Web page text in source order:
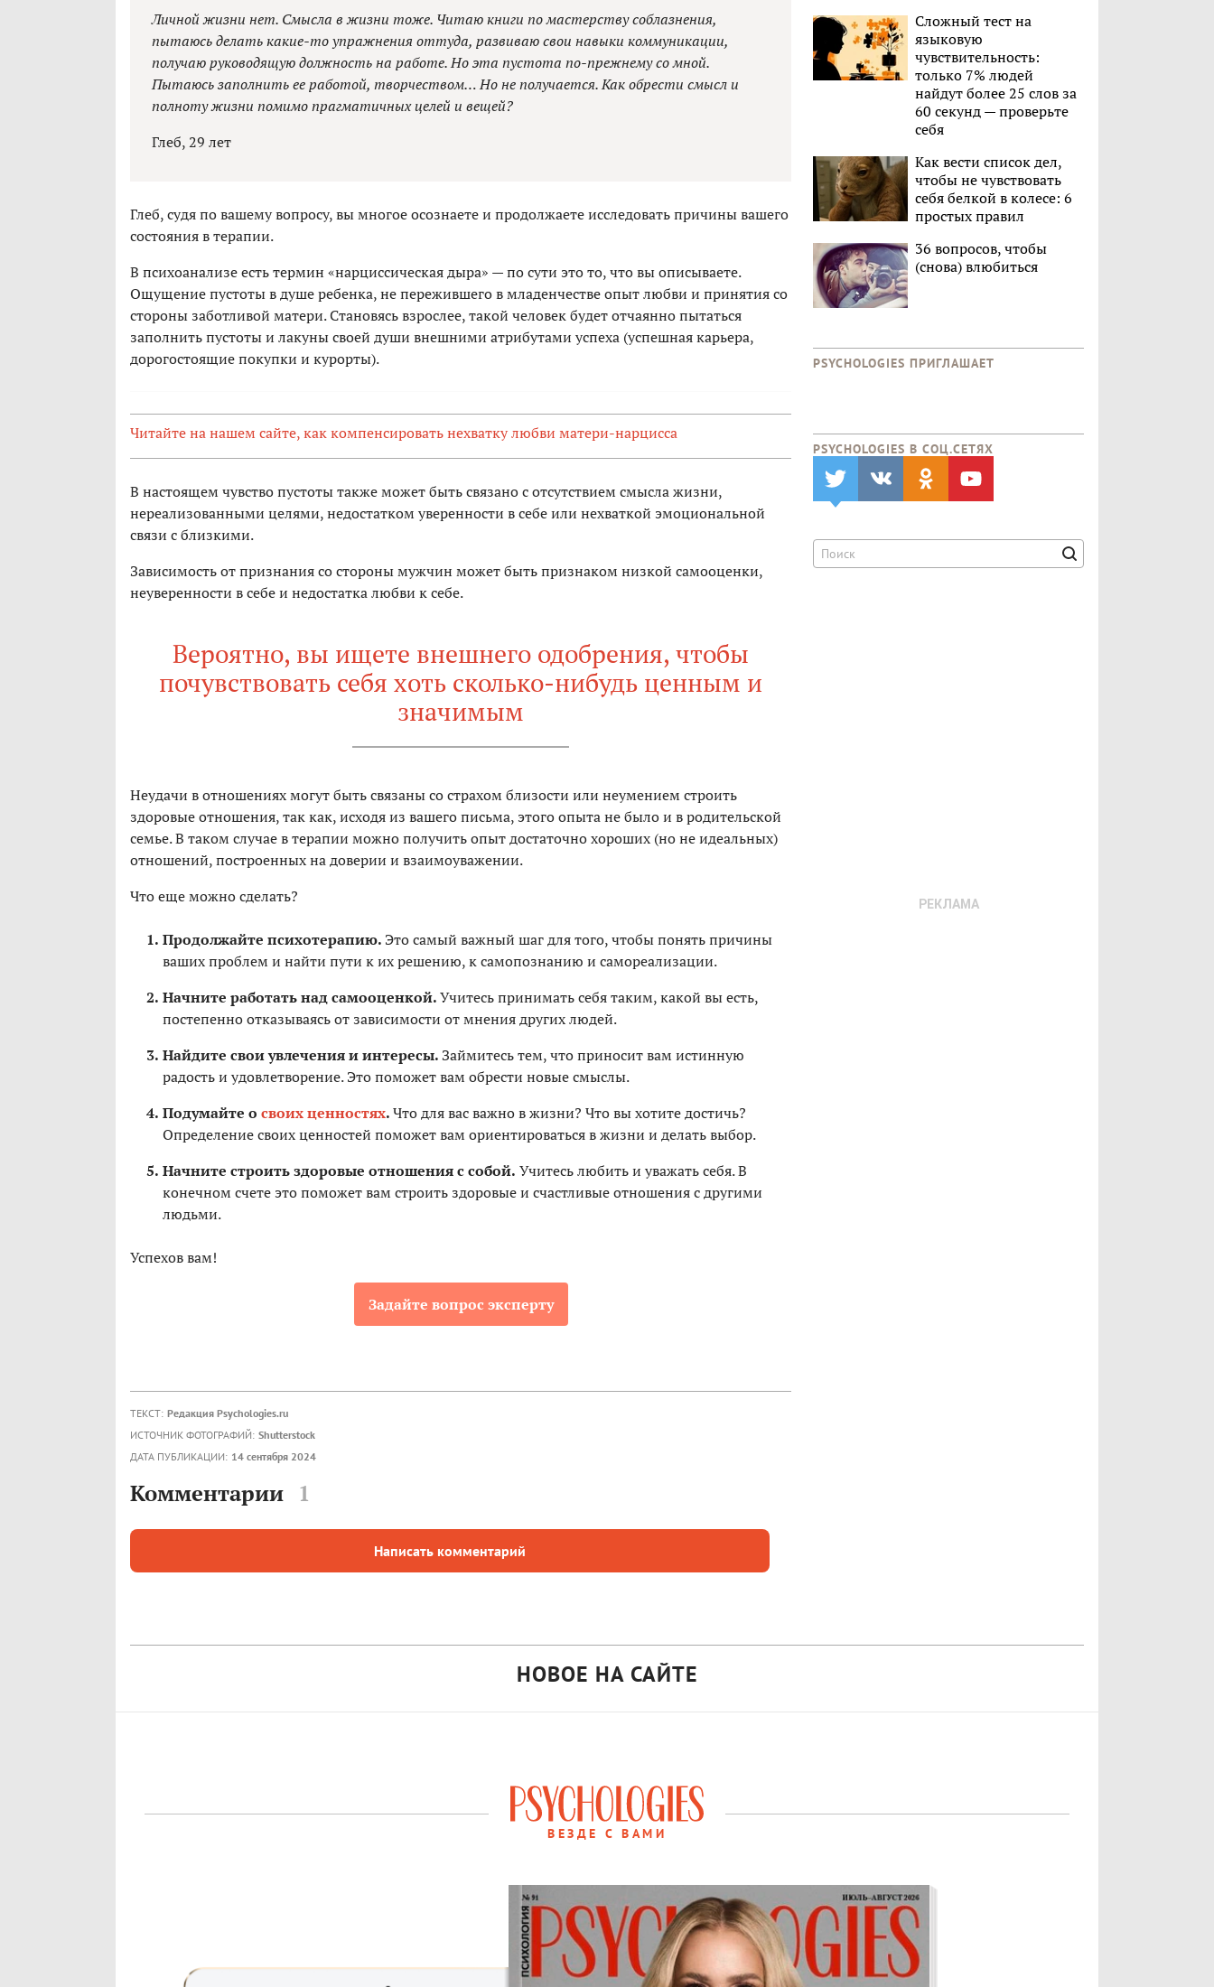
Личной жизни нет. Смысла в жизни тоже. Читаю книги по мастерству соблазнения,
пытаюсь делать какие-то упражнения оттуда, развиваю свои навыки коммуникации,
получаю руководящую должность на работе. Но эта пустота по-прежнему со мной.
Пытаюсь заполнить ее работой, творчеством… Но не получается. Как обрести смысл и
полноту жизни помимо прагматичных целей и вещей?
Глеб, 29 лет
Глеб, судя по вашему вопросу, вы многое осознаете и продолжаете исследовать причины вашего
состояния в терапии.
В психоанализе есть термин «нарциссическая дыра» — по сути это то, что вы описываете.
Ощущение пустоты в душе ребенка, не пережившего в младенчестве опыт любви и принятия со
стороны заботливой матери. Становясь взрослее, такой человек будет отчаянно пытаться
заполнить пустоты и лакуны своей души внешними атрибутами успеха (успешная карьера,
дорогостоящие покупки и курорты).
Читайте на нашем сайте, как компенсировать нехватку любви матери-нарцисса
В настоящем чувство пустоты также может быть связано с отсутствием смысла жизни,
нереализованными целями, недостатком уверенности в себе или нехваткой эмоциональной
связи с близкими.
Зависимость от признания со стороны мужчин может быть признаком низкой самооценки,
неуверенности в себе и недостатка любви к себе.
Вероятно, вы ищете внешнего одобрения, чтобы
почувствовать себя хоть сколько-нибудь ценным и
значимым
Неудачи в отношениях могут быть связаны со страхом близости или неумением строить
здоровые отношения, так как, исходя из вашего письма, этого опыта не было и в родительской
семье. В таком случае в терапии можно получить опыт достаточно хороших (но не идеальных)
отношений, построенных на доверии и взаимоуважении.
Что еще можно сделать?
Продолжайте психотерапию. Это самый важный шаг для того, чтобы понять причины
ваших проблем и найти пути к их решению, к самопознанию и самореализации.
Начните работать над самооценкой.Учитесь принимать себя таким, какой вы есть,
постепенно отказываясь от зависимости от мнения других людей.
Найдите свои увлечения и интересы.Займитесь тем, что приносит вам истинную
радость и удовлетворение. Это поможет вам обрести новые смыслы.
Подумайте о своих ценностях.Что для вас важно в жизни? Что вы хотите достичь?
Определение своих ценностей поможет вам ориентироваться в жизни и делать выбор.
Начните строить здоровые отношения с собой. Учитесь любить и уважать себя. В
конечном счете это поможет вам строить здоровые и счастливые отношения с другими
людьми.
Успехов вам!
Задайте вопрос эксперту
ТЕКСТ: Редакция Psychologies.ru
ИСТОЧНИК ФОТОГРАФИЙ: Shutterstock
ДАТА ПУБЛИКАЦИИ: 14 сентября 2024
Комментарии 1
Написать комментарий
Сложный тест на
языковую
чувствительность:
только 7% людей
найдут более 25 слов за
60 секунд — проверьте
себя
Как вести список дел,
чтобы не чувствовать
себя белкой в колесе: 6
простых правил
36 вопросов, чтобы
(снова) влюбиться
PSYCHOLOGIES ПРИГЛАШАЕТ
PSYCHOLOGIES В CОЦ.СЕТЯХ
НОВОЕ НА САЙТЕ
ВЕЗДЕ С ВАМИ